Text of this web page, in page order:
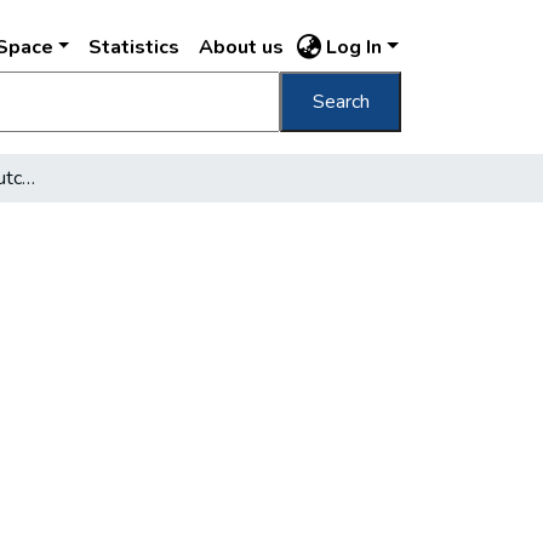
Statistics About us Log In
Search
A Petőfi-utcát "Kazár"-utcának nevezték el